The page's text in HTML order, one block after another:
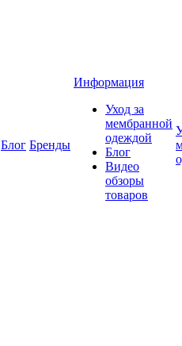
Блог Бренды
Информация
Уход за
мембранной
одеждой
Блог
Видео
обзоры
товаров